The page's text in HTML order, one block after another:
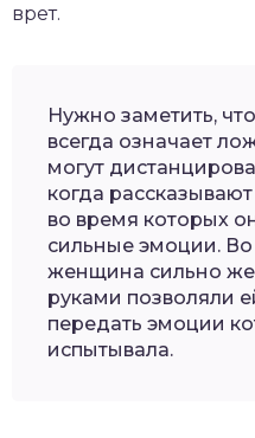
врет.
Нужно заметить,
всегда означает
могут
когда
во время которых
сильные эмоции. Во
женщина сильно
руками позволяли
передать эмоции
испытывала.